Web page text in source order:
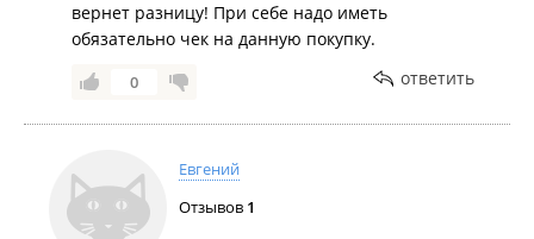
вернет разницу! При себе надо иметь
обязательно чек на данную покупку.
0 ответить
Евгений
Отзывов 1